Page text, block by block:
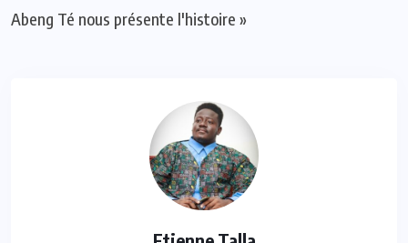
Abeng Té nous présente l'histoire »